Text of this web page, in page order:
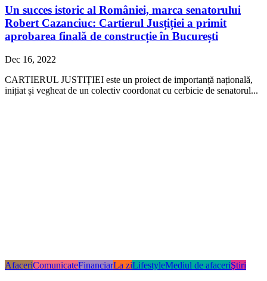
Un succes istoric al României, marca senatorului
Robert Cazanciuc: Cartierul Jusțiției a primit
aprobarea finală de construcție în București
Dec 16, 2022
CARTIERUL JUSTIȚIEI este un proiect de importanță națională,
inițiat și vegheat de un colectiv coordonat cu cerbicie de senatorul...
AfaceriComunicateFinanciarLa ziLifestyleMediul de afaceriŞtiri